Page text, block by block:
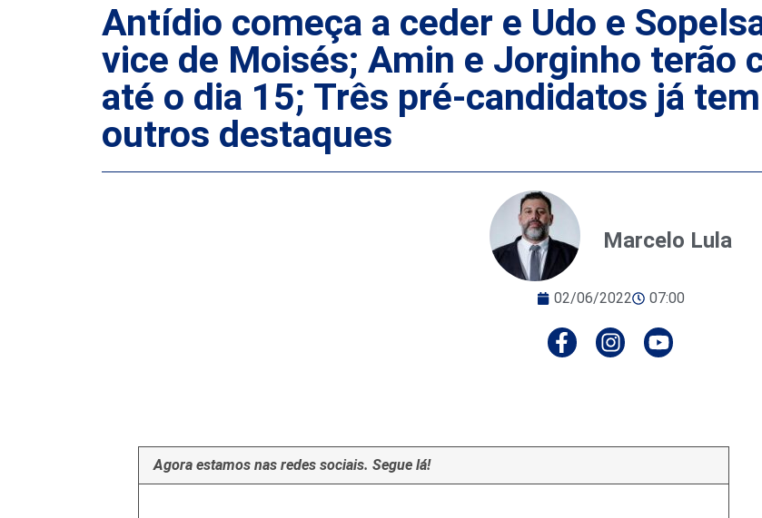
Antídio começa a ceder e Udo e
vice de Moisés; Amin e Jorginho terão
até o dia 15; Três pré-candidatos já
outros destaques
Marcelo Lula
02/06/2022 07:00
Agora estamos nas redes sociais. Segue lá!